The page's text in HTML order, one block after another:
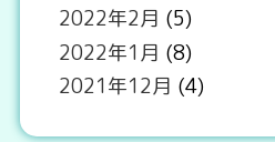
2022年2月 (5)
2022年1月 (8)
2021年12月 (4)